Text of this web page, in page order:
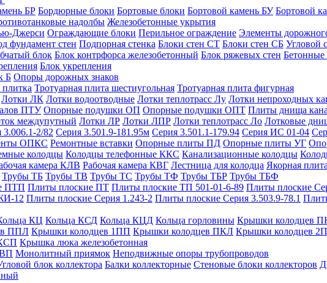
БР Бордюрные блоки Бортовые блоки Бортовой камень БУ Бортовой
надолбы Железобетонные укрытия
Джерси Ограждающие блоки Перильное ограждение Элементы
фундамент стен Подпорная стенка Блоки стен СТ Блоки стен СБ Угловой
блок Блок контрфорса железобетонный Блок ряжевых стен Бетонные
Блок укрепления
Б Опоры дорожных знаков
плитка Тротуарная плита шестиугольная Тротуарная плита фигурная
Лотки ЛК Лотки водоотводные Лотки теплотрасс Лу Лотки непроходных
ПТУ Опорные подушки ОП Опорные подушки ОПТ Плиты днища
междупутный Лотки ЛР Лотки ЛПР Лотки теплотрасс Ло Лотковые
3.006.1-2/82 Серия 3.501.9-181.95м Серия 3.501.1-179.94 Серия ИС 01-04
ОПКС Ремонтные вставки Опорные плиты ПД Опорные плиты УГ
колодцы Колодцы телефонные ККС Канализационные колодцы
камера КЛВ Рабочая камера КВГ Лестница для колодца Якорная плита
Трубы ТБ Трубы ТВ Трубы ТС Трубы ТФ Трубы ТБР Трубы ТБФ
ПТП Плиты плоские ПТ Плиты плоские ТП 501-01-6-89 Плиты плоские
12 Плиты плоские Серия 1.243-2 Плиты плоские Серия 3.503.9-78.1
КЦ Кольца КСД Кольца КЦД Кольца горловины Крышки колодцев
ППЛ Крышки колодцев 1ПП Крышки колодцев ПКЛ Крышки колодцев
Крышка люка железобетонная
Монолитный приямок Неподвижные опоры трубопроводов
блок коллектора Балки коллекторные Стеновые блоки коллекторов